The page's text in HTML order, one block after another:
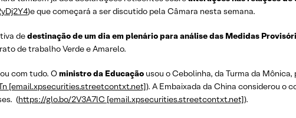
)e que começará a ser discutido pela Câmara nesta semana.
dedestinação de um dia em plenário para análise das Medidas
de trabalho Verde e Amarelo.
com tudo. Oministro da Educação usou o Cebolinha, da Turma da Mônica,
[email.xpsecurities.streetcontxt.net]). A Embaixada da China considerou o
(https://glo.bo/2V3A7lC [email.xpsecurities.streetcontxt.net]).